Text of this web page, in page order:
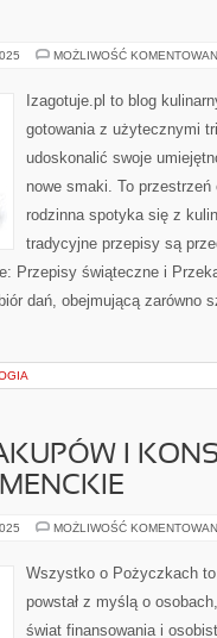
MOŻLIWOŚĆ
Izagotuje.pl to blog
gotowania z użytecznymi
udoskonalić swoje
nowe smaki. To
rodzinna spotyka się z
tradycyjne przepisy są
Przepisy świąteczne i
dań, obejmującą zarówno
I
MOŻLIWOŚĆ
Wszystko o Pożyczkach
powstał z myślą o
świat finansowania i